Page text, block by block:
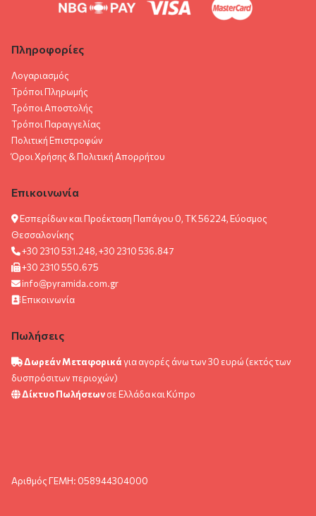
Πληροφορίες
Λογαριασμός
Τρόποι Πληρωμής
Τρόποι Αποστολής
Τρόποι Παραγγελίας
Πολιτική Επιστροφών
Όροι Χρήσης & Πολιτική Aπορρήτου
Επικοινωνία
Εσπερίδων και Προέκταση Παπάγου 0, ΤΚ 56224, Εύοσμος
Θεσσαλονίκης
+30 2310 531.248, +30 2310 536.847
+30 2310 550.675
info@pyramida.com.gr
Επικοινωνία
Πωλήσεις
Δωρεάν Μεταφορικάγια αγορές άνω των 30 ευρώ (εκτός των
δυσπρόσιτων περιοχών)
Δίκτυο Πωλήσεωνσε Ελλάδα και Κύπρο
Αριθμός ΓΕΜΗ: 058944304000